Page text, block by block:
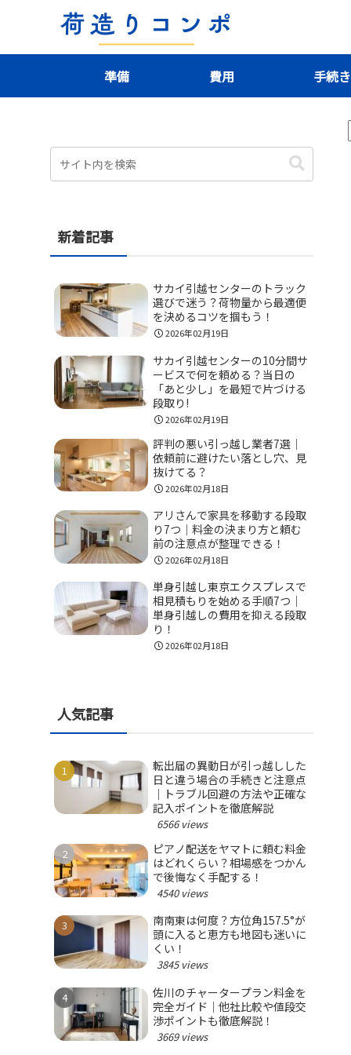
準備 費用 手続き
新着記事
サカイ引越センターのトラック
選びで迷う？荷物量から最適便
を決めるコツを掴もう！
2026年02月19日
サカイ引越センターの10分間サ
ービスで何を頼める？当日の
「あと少し」を最短で片づける
段取り!
2026年02月19日
評判の悪い引っ越し業者7選｜
依頼前に避けたい落とし穴、見
抜けてる？
2026年02月18日
アリさんで家具を移動する段取
り7つ｜料金の決まり方と頼む
前の注意点が整理できる！
2026年02月18日
単身引越し東京エクスプレスで
相見積もりを始める手順7つ｜
単身引越しの費用を抑える段取
り！
2026年02月18日
人気記事
転出届の異動日が引っ越しした
日と違う場合の手続きと注意点
｜トラブル回避の方法や正確な
記入ポイントを徹底解説
6566 views
ピアノ配送をヤマトに頼む料金
はどれくらい？相場感をつかん
で後悔なく手配する！
4540 views
南南東は何度？方位角157.5°が
頭に入ると恵方も地図も迷いに
くい！
3845 views
佐川のチャータープラン料金を
完全ガイド｜他社比較や値段交
渉ポイントも徹底解説！
3669 views